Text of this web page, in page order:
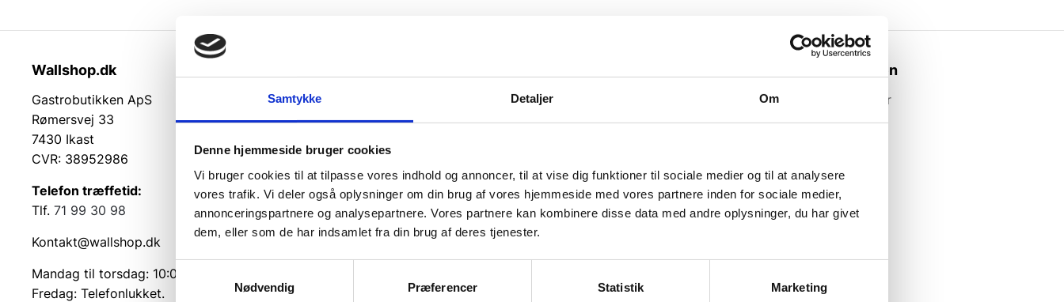
Samtykke Detaljer Om
Denne hjemmeside bruger cookies
Vi bruger cookies til at tilpasse vores indhold og annoncer, til at vise dig funktioner til sociale medier og til at analysere
vores trafik. Vi deler også oplysninger om din brug af vores hjemmeside med vores partnere inden for sociale medier,
annonceringspartnere og analysepartnere. Vores partnere kan kombinere disse data med andre oplysninger, du har givet
dem, eller som de har indsamlet fra din brug af deres tjenester.
Samtykkevalg
Nødvendig
Præferencer Statistik Marketing
Wallshop.dk
Gastrobutikken ApS
Rømersvej 33
7430 Ikast
CVR: 38952986
Telefon træffetid:
Tlf. 71 99 30 98
Kontakt@wallshop.dk
Mandag til torsdag: 10:00 – 14:00.
Fredag: Telefonlukket.
Kundeservice
Kontakt
Returvarer
Betingelser og garanti
Cookie info
Forside
Kortbetaling
Webshoppen
Alle produkter